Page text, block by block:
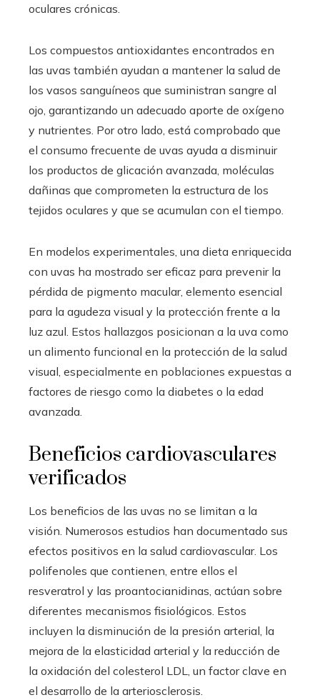
oculares crónicas.
Los compuestos antioxidantes encontrados en
las uvas también ayudan a mantener la salud de
los vasos sanguíneos que suministran sangre al
ojo, garantizando un adecuado aporte de oxígeno
y nutrientes. Por otro lado, está comprobado que
el consumo frecuente de uvas ayuda a disminuir
los productos de glicación avanzada, moléculas
dañinas que comprometen la estructura de los
tejidos oculares y que se acumulan con el tiempo.
En modelos experimentales, una dieta enriquecida
con uvas ha mostrado ser eficaz para prevenir la
pérdida de pigmento macular, elemento esencial
para la agudeza visual y la protección frente a la
luz azul. Estos hallazgos posicionan a la uva como
un alimento funcional en la protección de la salud
visual, especialmente en poblaciones expuestas a
factores de riesgo como la diabetes o la edad
avanzada.
Beneficios cardiovasculares
verificados
Los beneficios de las uvas no se limitan a la
visión. Numerosos estudios han documentado sus
efectos positivos en la salud cardiovascular. Los
polifenoles que contienen, entre ellos el
resveratrol y las proantocianidinas, actúan sobre
diferentes mecanismos fisiológicos. Estos
incluyen la disminución de la presión arterial, la
mejora de la elasticidad arterial y la reducción de
la oxidación del colesterol LDL, un factor clave en
el desarrollo de la arteriosclerosis.